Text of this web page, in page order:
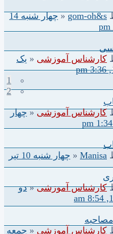
gom-oh&s
«
چهار شنبه 14
کارشناس آموزشی « یک
1
2
کارشناس آموزشی«چهار
Manisa
«
چهار شنبه 10 تیر
کارشناس آموزشی«دو
کارشناس آموزشی « جمعه